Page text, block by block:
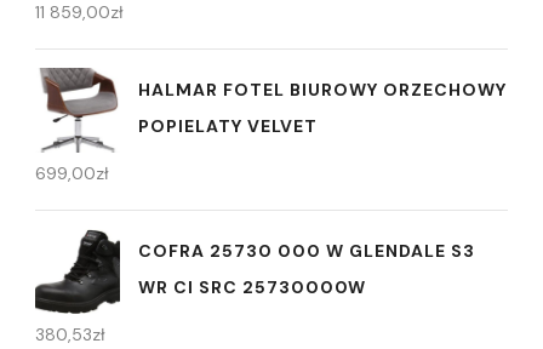
11 859,00zł
HALMAR FOTEL BIUROWY ORZECHOWY
POPIELATY VELVET
699,00zł
COFRA 25730 000 W GLENDALE S3
WR CI SRC 25730000W
380,53zł